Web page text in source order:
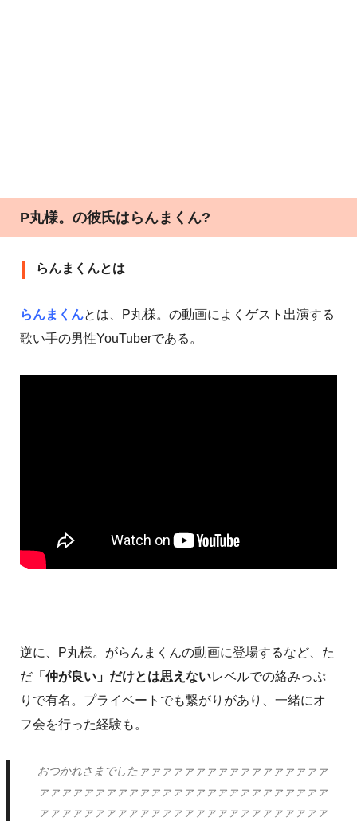
P丸様。の彼氏はらんまくん?
らんまくんとは
らんまくんとは、P丸様。の動画によくゲスト出演する
歌い手の男性YouTuberである。
逆に、P丸様。がらんまくんの動画に登場するなど、た
だ 「仲が良い」だけとは思えないレベルでの絡みっぷ
りで有名。プライベートでも繋がりがあり、一緒にオ
フ会を行った経験も。
おつかれさまでしたァァァァァァァァァァァァァァァァァ
ァァァァァァァァァァァァァァァァァァァァァァァァァァ
ァァァァァァァァァァァァァァァァァァァァァァァァァァ